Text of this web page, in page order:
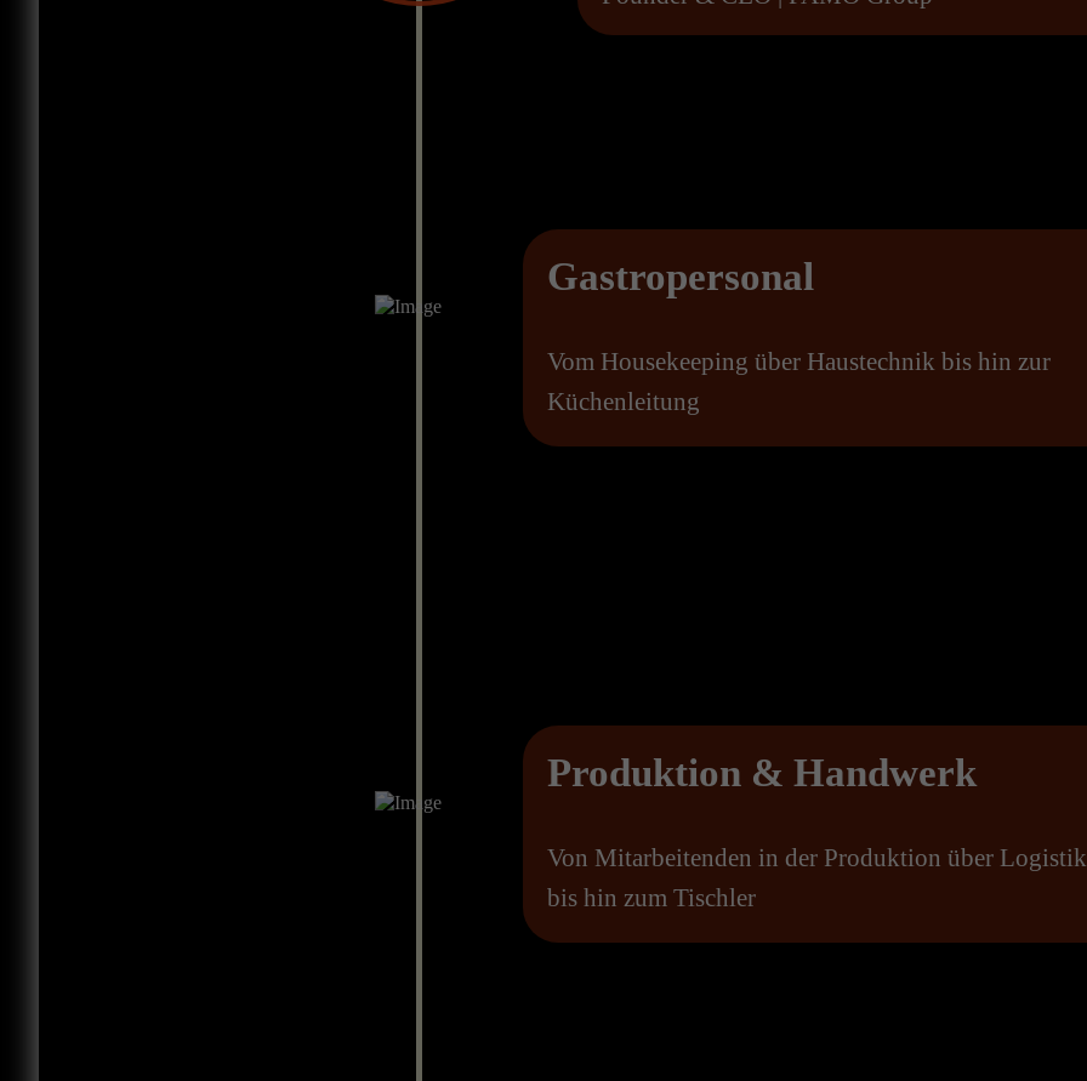
Gastropersonal
Vom Housekeeping über Haustechnik bis hin zur
Küchenleitung
Produktion & Handwerk
Von Mitarbeitenden in der Produktion über Logistik
bis hin zum Tischler